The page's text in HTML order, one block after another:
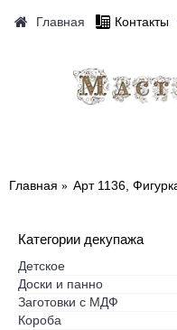
Главная Контакты
Главная Арт 1136,
Категории декупажа
Детское
Доски и панно
Заготовки с МДФ
Короба